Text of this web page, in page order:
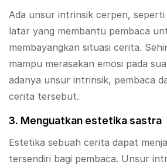
Ada unsur intrinsik cerpen,
latar yang membantu pembaca
membayangkan situasi cerita.
mampu merasakan emosi pada
adanya unsur intrinsik, pembaca
cerita tersebut.
3. Menguatkan estetika sastra
Estetika sebuah cerita dapat
tersendiri bagi pembaca. Unsur